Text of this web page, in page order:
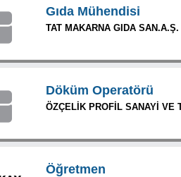
Gıda Mühendisi
TAT MAKARNA GIDA SAN.A.Ş.
Döküm Operatörü
ÖZÇELİK PROFİL SANAYİ VE
Öğretmen